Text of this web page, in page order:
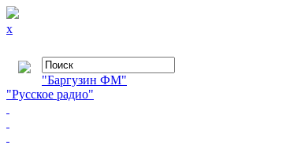
x
"Баргузин ФМ"
"Русское радио"